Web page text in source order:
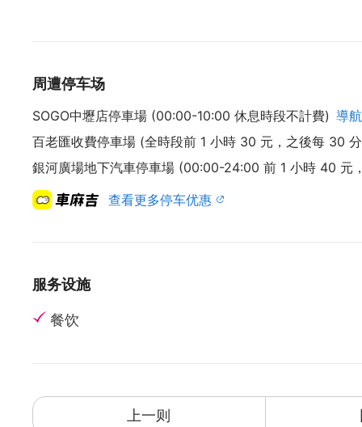
周遭停车场
SOGO中壢店停車場 (00:00-10:00 休息時段不計費) 導航
百老匯收費停車場 (全時段前 1 小時 30 元，之後每 30
銀河廣場地下汽車停車場 (00:00-24:00 前 1 小時 40
查看更多停车优惠
服务设施
餐饮
上一则